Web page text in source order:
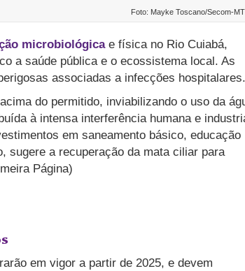
Foto: Mayke Toscano/Secom-MT
microbiológicae física no Rio Cuiabá,
a saúde pública e o ecossistema local. As
associadas a infecções hospitalares.
do permitido, inviabilizando o uso da
à intensa interferência humana e
em saneamento básico, educação
sugere a recuperação da mata ciliar para
Página)
em vigor a partir de 2025, e devem